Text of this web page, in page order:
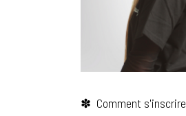
✽ Comment s'inscrire